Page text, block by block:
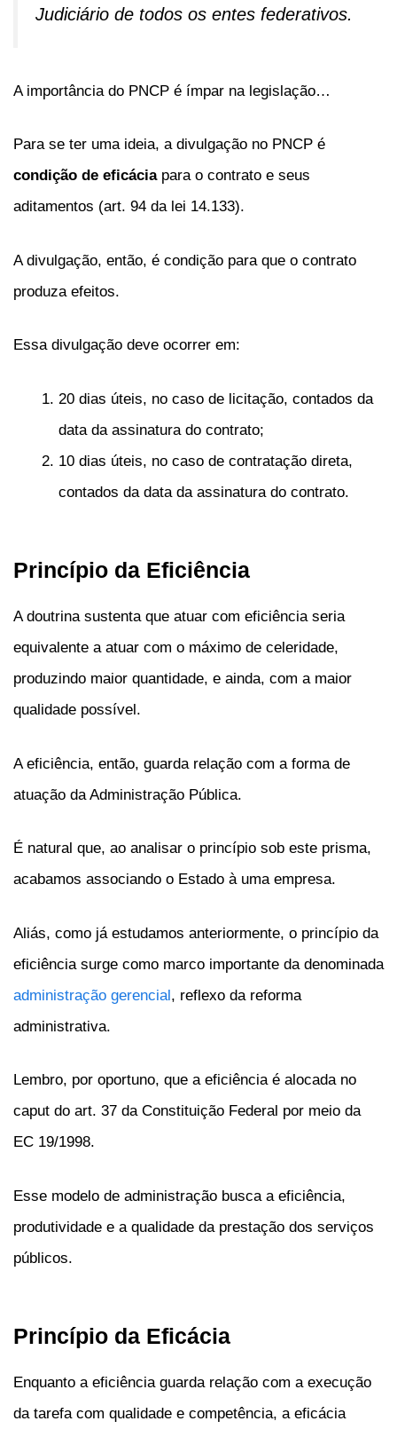
Judiciário de todos os entes federativos.
A importância do PNCP é ímpar na legislação…
Para se ter uma ideia, a divulgação no PNCP é
condição de eficáciapara o contrato e seus
aditamentos (art. 94 da lei 14.133).
A divulgação, então, é condição para que o contrato
produza efeitos.
Essa divulgação deve ocorrer em:
20 dias úteis, no caso de licitação, contados da
data da assinatura do contrato;
10 dias úteis, no caso de contratação direta,
contados da data da assinatura do contrato.
Princípio da Eficiência
A doutrina sustenta que atuar com eficiência seria
equivalente a atuar com o máximo de celeridade,
produzindo maior quantidade, e ainda, com a maior
qualidade possível.
A eficiência, então, guarda relação com a forma de
atuação da Administração Pública.
É natural que, ao analisar o princípio sob este prisma,
acabamos associando o Estado à uma empresa.
Aliás, como já estudamos anteriormente, o princípio da
eficiência surge como marco importante da denominada
administração gerencial, reflexo da reforma
administrativa.
Lembro, por oportuno, que a eficiência é alocada no
caput do art. 37 da Constituição Federal por meio da
EC 19/1998.
Esse modelo de administração busca a eficiência,
produtividade e a qualidade da prestação dos serviços
públicos.
Princípio da Eficácia
Enquanto a eficiência guarda relação com a execução
da tarefa com qualidade e competência, a eficácia